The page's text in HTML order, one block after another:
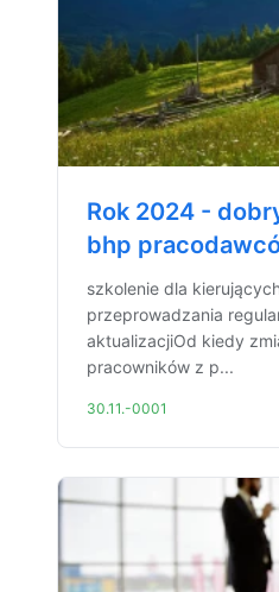
Rok 2024 -
bhp
szkolenie dla
przeprowadzania
aktualizacjiOd kiedy
pracowników z p...
30.11.-0001